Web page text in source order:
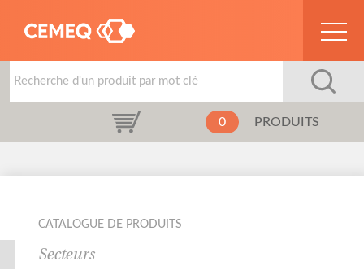
0 PRODUITS
Catalogue de produits
Secteurs